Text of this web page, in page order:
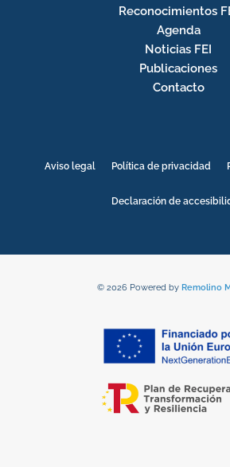
Reconocimientos
Agenda
Noticias FEI
Publicaciones
Contacto
Aviso legal Política de privacidad
Declaración de
© 2026 Powered by Remolino